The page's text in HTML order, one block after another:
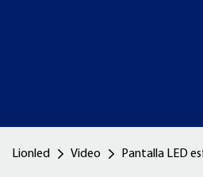
Lionled Video Pantalla LED